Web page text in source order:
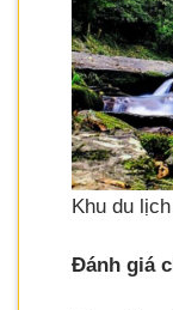
Khu du
Đánh giá